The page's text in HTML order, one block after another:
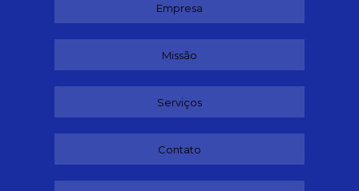
Empresa
Missão
Serviços
Contato